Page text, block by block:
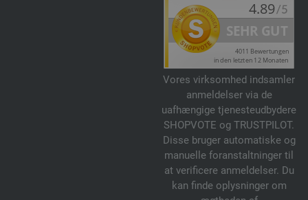
Vores virksomhed indsamler
anmeldelser via de
uafhængige tjenesteudbydere
SHOPVOTE og TRUSTPILOT.
Disse bruger automatiske og
manuelle foranstaltninger til
at verificere anmeldelser. Du
kan finde oplysninger om